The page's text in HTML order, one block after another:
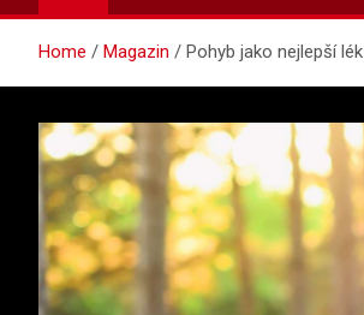
Home Magazin Pohyb jako nejlepší lék